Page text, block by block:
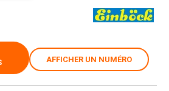
AFFICHER UN NUMÉRO